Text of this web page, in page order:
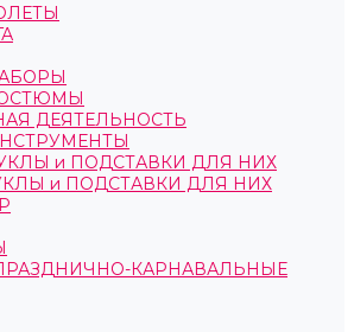
ДЕЯТЕЛЬНОСТЬ
и ПОДСТАВКИ ДЛЯ НИХ
и ПОДСТАВКИ ДЛЯ НИХ
КАРНАВАЛЬНЫЕ